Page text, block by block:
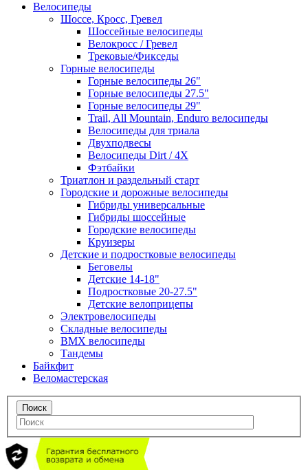
Велосипеды
Шоссе, Кросс, Гревел
Шоссейные велосипеды
Велокросс / Гревел
Трековые/Фикседы
Горные велосипеды
Горные велосипеды 26"
Горные велосипеды 27.5"
Горные велосипеды 29"
Trail, All Mountain, Enduro велосипеды
Велосипеды для триала
Двухподвесы
Велосипеды Dirt / 4X
Фэтбайки
Триатлон и раздельный старт
Городские и дорожные велосипеды
Гибриды универсальные
Гибриды шоссейные
Городские велосипеды
Круизеры
Детские и подростковые велосипеды
Беговелы
Детские 14-18"
Подростковые 20-27.5"
Детские велоприцепы
Электровелосипеды
Складные велосипеды
BMX велосипеды
Тандемы
Байкфит
Веломастерская